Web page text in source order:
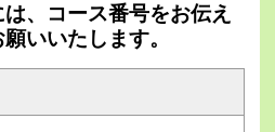
、コース番号をお伝え
いいたします。